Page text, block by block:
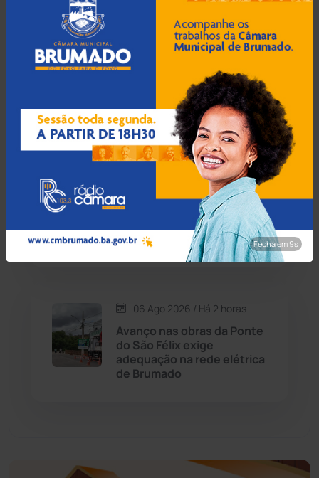
Condeúba (133)
(79)
Cordeiros (49)
Dom Basílio (391)
Economia (1235)
Educação (232)
Esportes
Eventos
Guanambi
06 Ago 2026 / Há 1 hora
TCM-BA identifica acúmulo
irregular de cargos na
Prefeitura de Igaporã
06 Ago 2026 / Há 1 hora
Sebara: Transporte
irregular de aves leva à
prisão de procurado pela
Justiça na BR-242
06 Ago 2026 / Há 2 horas
Avanço nas obras da Ponte
do São Félix exige
adequação na rede elétrica
de Brumado
Fecha em 8s